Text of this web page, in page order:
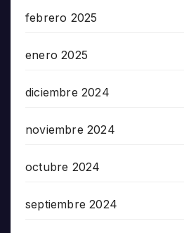
febrero 2025
enero 2025
diciembre 2024
noviembre 2024
octubre 2024
septiembre 2024